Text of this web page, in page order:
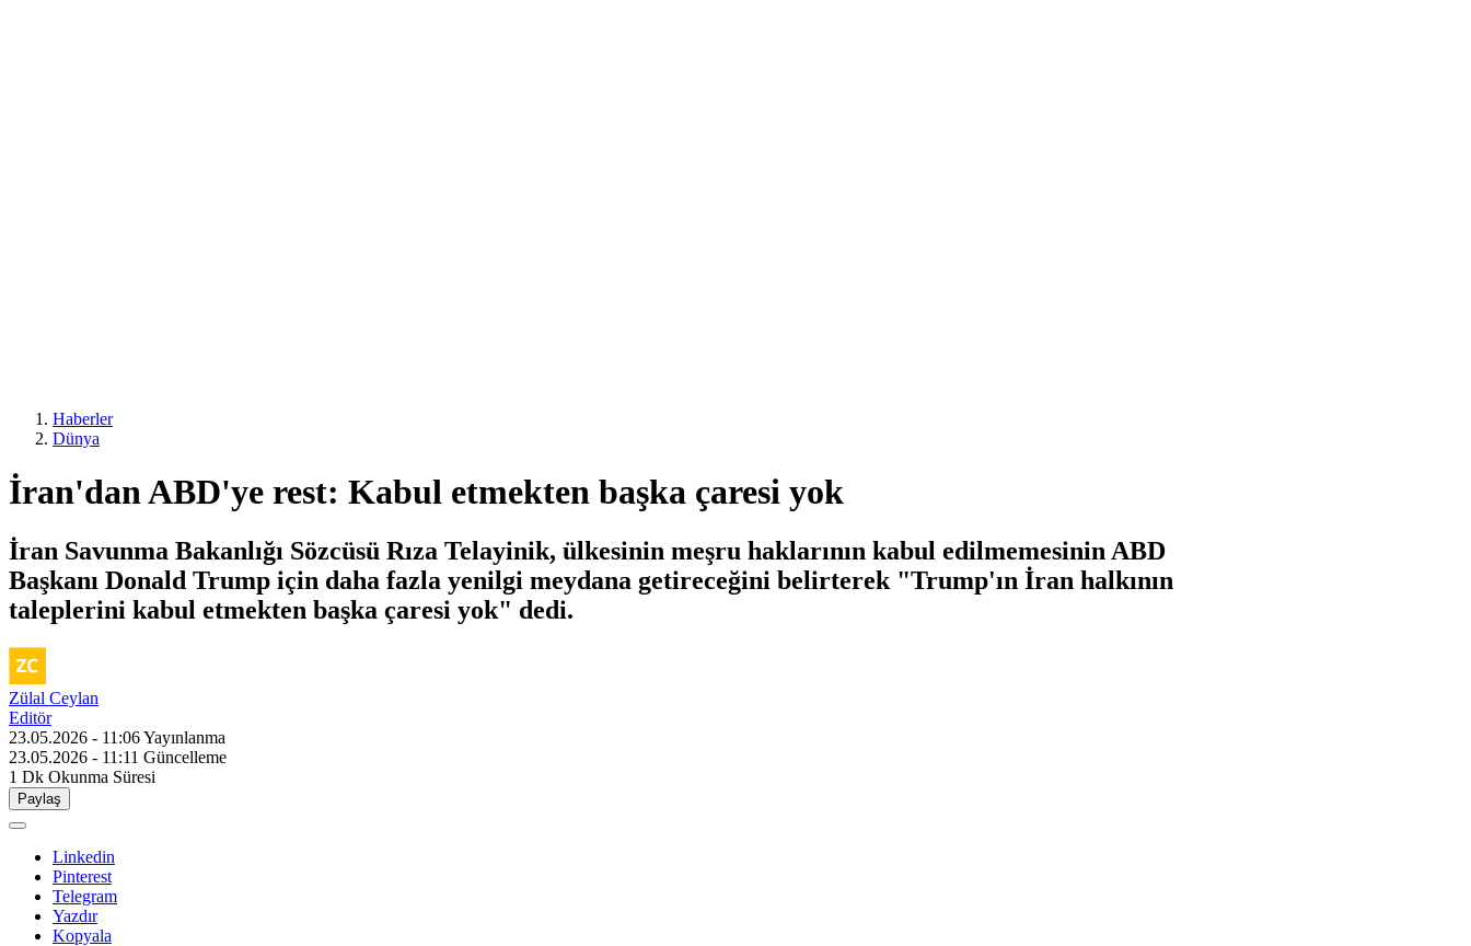
Haberler
Dünya
İran'dan ABD'ye rest: Kabul etmekten başka çaresi yok
İran Savunma Bakanlığı Sözcüsü Rıza Telayinik, ülkesinin meşru haklarının kabul edilmemesinin ABD
Başkanı Donald Trump için daha fazla yenilgi meydana getireceğini belirterek "Trump'ın İran halkının
taleplerini kabul etmekten başka çaresi yok" dedi.
Zülal Ceylan
Editör
23.05.2026 - 11:06Yayınlanma
23.05.2026 - 11:11 Güncelleme
1 Dk Okunma Süresi
Paylaş
Linkedin
Pinterest
Telegram
Yazdır
Kopyala